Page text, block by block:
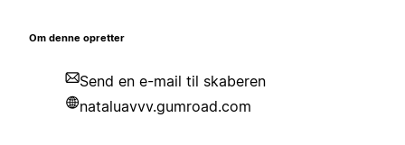
Om denne opretter
Send en e-mail til skaberen
nataluavvv.gumroad.com